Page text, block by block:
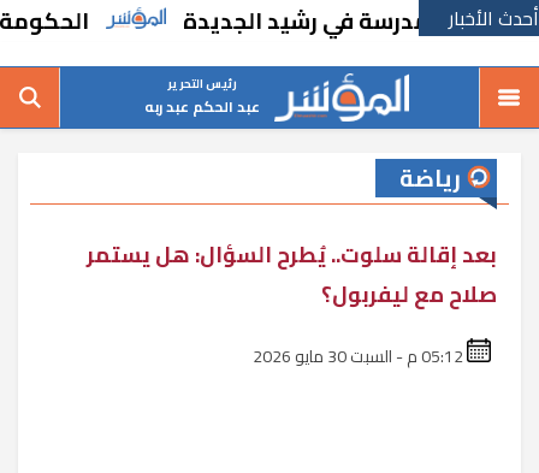
أحدث الأخبارمدرسة في رشيد الجديدة الحكومة تقر
رئيس التحرير
عبد الحكم عبد ربه
رياضة
بعد إقالة سلوت.. يُطرح السؤال: هل يستمر
صلاح مع ليفربول؟